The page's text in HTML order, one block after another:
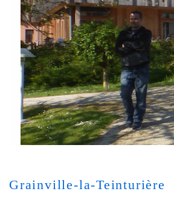
Aller
contenu
Grainville-la-Teinturière